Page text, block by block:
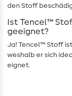
den Stoff
Ist Tencel™
geeignet?
Ja! Tencel™ Stoff
weshalb er sich
eignet.